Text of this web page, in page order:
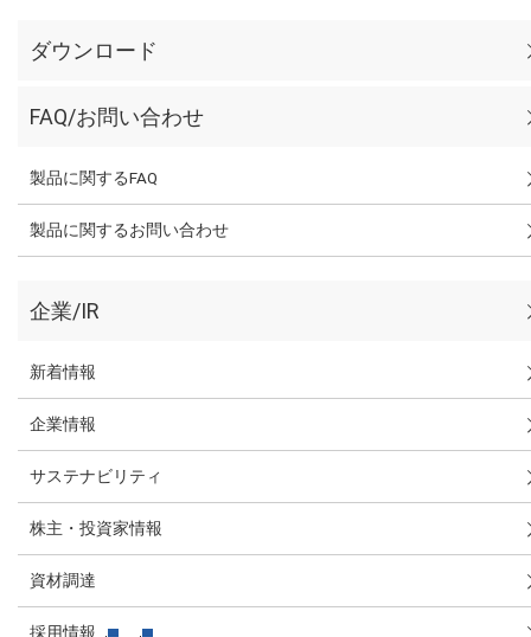
ダウンロード
FAQ/お問い合わせ
製品に関するFAQ
製品に関するお問い合わせ
企業/IR
新着情報
企業情報
サステナビリティ
株主・投資家情報
資材調達
採用情報